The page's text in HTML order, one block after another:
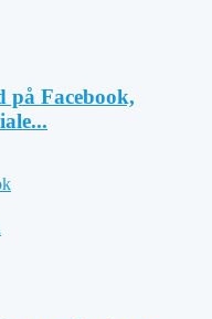
på Facebook,